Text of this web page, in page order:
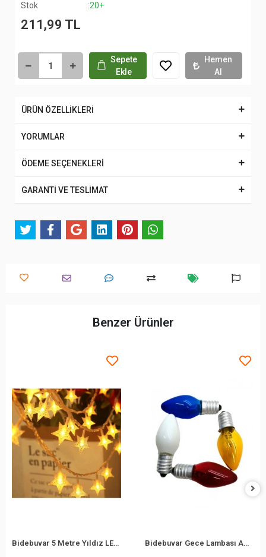
Stok
:20+
211,99 TL
Sepete
Ekle
Hemen
Al
ÜRÜN ÖZELLİKLERİ
YORUMLAR
ÖDEME SEÇENEKLERİ
GARANTİ VE TESLİMAT
Benzer Ürünler
Bidebuvar 5 Metre Yıldız LED Işık - Gün Işığı Rengi - Fişli Bidebuvar Gece Lambası Ampulü - Renkli - 7W - E14 Duy